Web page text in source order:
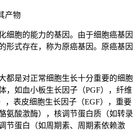
产物
细胞的能力的基因。由于细胞癌基因
形式存在，称为原癌基因。原癌基因
都是对正常细胞生长十分重要的细胞
，如血小板生长因子（PGF），纤维
，表皮细胞生长因子（EGF），重要
氨酸激酶），核调节蛋白质（如转录
节蛋白（如周期素、周期素依赖激